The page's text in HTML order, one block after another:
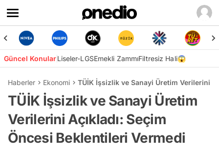
Güncel KonularLiseler-LGSEmekli ZammıFiltresiz Hali😱
Haberler Ekonomi TÜİK İşsizlik ve Sanayi Üretim Verilerini
TÜİK İşsizlik ve Sanayi Üretim
Verilerini Açıkladı: Seçim
Öncesi Beklentileri Vermedi